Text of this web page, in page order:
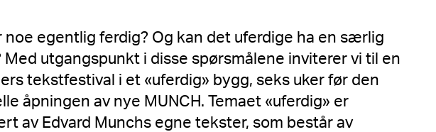
noe egentlig ferdig? Og kan det uferdige ha en særlig
Med utgangspunkt i disse spørsmålene inviterer vi til en
tekstfestival i et «uferdig» bygg, seks uker før den
åpningen av nye MUNCH. Temaet «uferdig» er
av Edvard Munchs egne tekster, som består av